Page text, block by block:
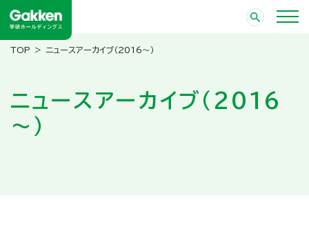
ニュースアーカイブ（2016～）
ニュースアーカイブ（2016
～）